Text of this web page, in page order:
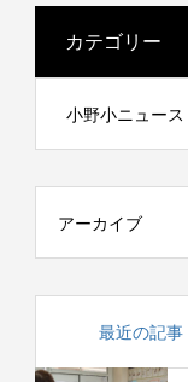
カテゴリー
小野小ニュース
アーカイブ
最近の記事